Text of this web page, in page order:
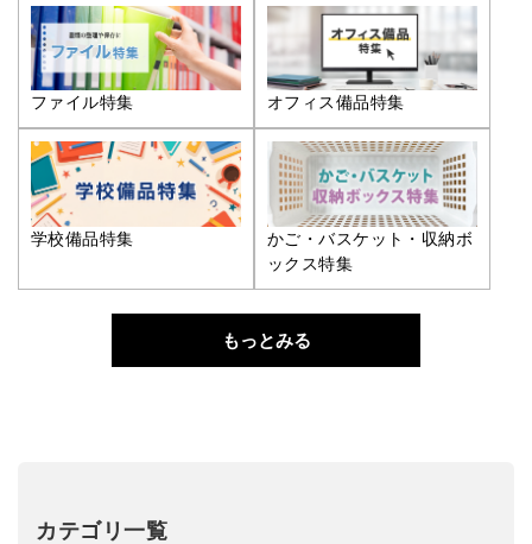
ファイル特集 オフィス備品特集
学校備品特集
かご・バスケット・収納ボ
ックス特集
もっとみる
カテゴリ一覧